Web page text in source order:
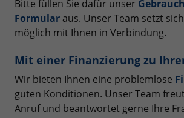
Bitte füllen Sie dafür unser
Formular aus. Unser Team setzt
möglich mit Ihnen in Verbindung.
Mit einer Finanzierung zu
Wir bieten Ihnen eine problemlose
guten Konditionen. Unser Team
Anruf und beantwortet gerne Ihre